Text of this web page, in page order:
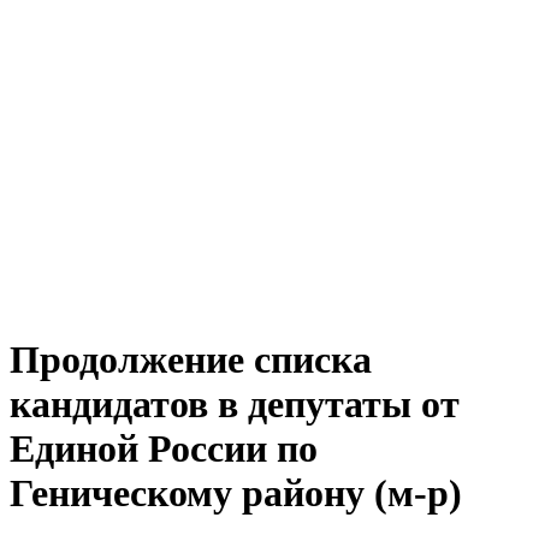
Продолжение списка
кандидатов в депутаты от
Единой России по
Геническому району (м-р)